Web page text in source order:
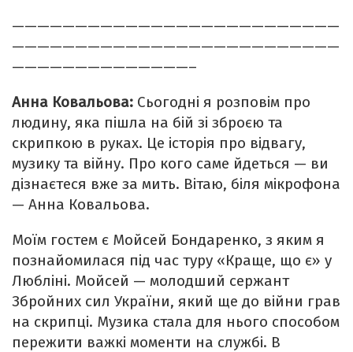
——————————————————————————
——————————————————————————
——————————————–
Анна Ковальова: Сьогодні я розповім про
людину, яка пішла на бій зі зброєю та
скрипкою в руках. Це історія про відвагу,
музику та війну. Про кого саме йдеться — ви
дізнаєтеся вже за мить. Вітаю, біля мікрофона
— Анна Ковальова.
Моїм гостем є Мойсей Бондаренко, з яким я
познайомилася під час туру «Краще, що є» у
Любліні. Мойсей — молодший сержант
Збройних сил України, який ще до війни грав
на скрипці. Музика стала для нього способом
пережити важкі моменти на службі. В